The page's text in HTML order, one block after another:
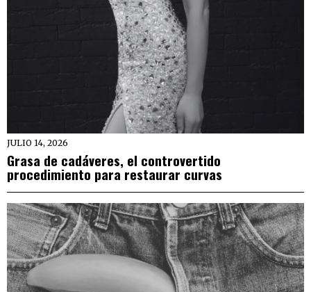
JULIO 14, 2026
Grasa de cadáveres, el controvertido
procedimiento para restaurar curvas